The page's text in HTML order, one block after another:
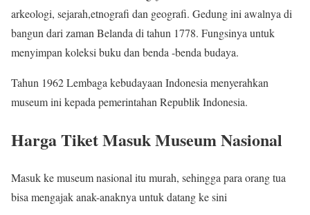
arkeologi, sejarah,etnografi dan geografi. Gedung ini awalnya di
bangun dari zaman Belanda di tahun 1778. Fungsinya untuk
menyimpan koleksi buku dan benda -benda budaya.
Tahun 1962 Lembaga kebudayaan Indonesia menyerahkan
museum ini kepada pemerintahan Republik Indonesia.
Harga Tiket Masuk Museum Nasional
Masuk ke museum nasional itu murah, sehingga para orang tua
bisa mengajak anak-anaknya untuk datang ke sini